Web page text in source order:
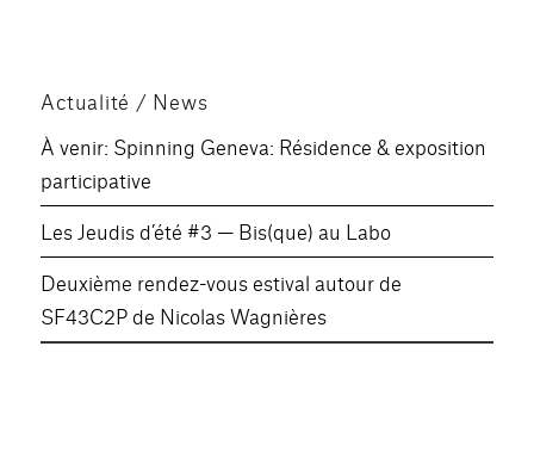
Actualité / News
À venir: Spinning Geneva: Résidence & exposition
participative
Les Jeudis d’été #3 — Bis(que) au Labo
Deuxième rendez-vous estival autour de
SF43C2P de Nicolas Wagnières